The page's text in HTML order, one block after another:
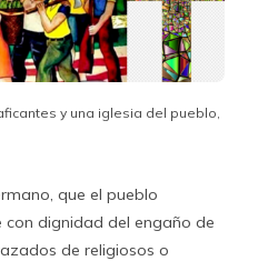
y una iglesia del pueblo,
que el pueblo
dignidad del engaño de
de religiosos o